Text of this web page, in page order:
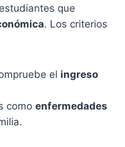
que
. Los criterios
el ingreso
como enfermedades